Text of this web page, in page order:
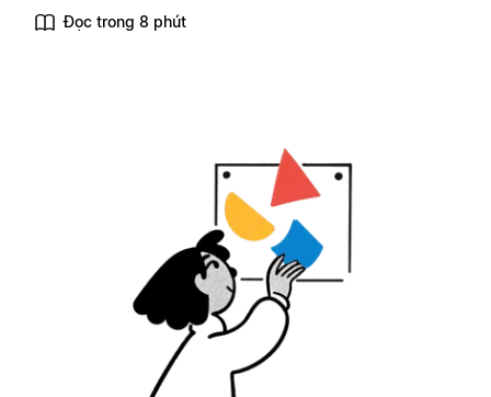
Đọc trong 8 phút